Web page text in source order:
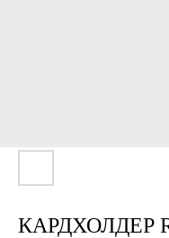
КАРДХОЛДЕР